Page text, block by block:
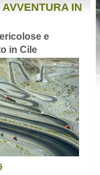
IN
e
in Cile